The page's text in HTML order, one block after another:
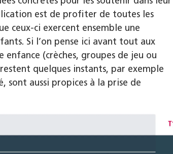
est de profiter de toutes les
ceux-ci exercent ensemble une
Si l’on pense ici avant tout aux
(crèches, groupes de jeu ou
quelques instants, par exemple
sont aussi propices à la prise de